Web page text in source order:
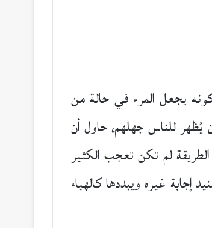
يجعل المرء في حالة من
يُظهر للناس جهلهم، حاول أن
لم تكن تعجب الكثير
غيره ويبددها كالهباء